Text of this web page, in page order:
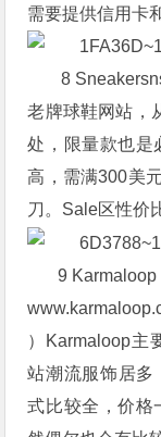
需要提供信用卡
8
老牌球鞋网站，
处，限量款也是
高，需满300美
刀。Sale区性价
9 Karmaloop
）Karmaloop主
站潮流服饰居多
式比较全，价格